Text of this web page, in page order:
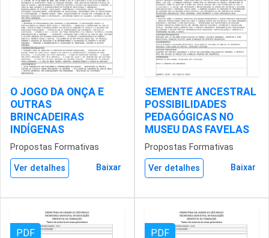
O JOGO DA ONÇA E
OUTRAS
BRINCADEIRAS
INDÍGENAS
Propostas Formativas
Ver detalhes Baixar
SEMENTE ANCESTRAL
POSSIBILIDADES
PEDAGÓGICAS NO
MUSEU DAS FAVELAS
Propostas Formativas
Ver detalhes Baixar
PDF PDF